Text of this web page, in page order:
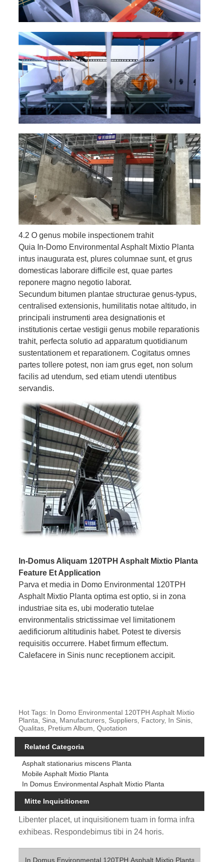
4.2 O genus mobile inspectionem trahit
Quia In-Domo Environmental Asphalt Mixtio Planta
intus inaugurata est, plures columnae sunt, et grus
domesticas laborare difficile est, quae partes
reponere magno negotio laborat.
Secundum bitumen plantae structurae genus-typus,
centralised extensionis, humilitatis notae altitudo, in
principali instrumenti area designationis et
institutionis certae vestigii genus mobile reparationis
trahit, perfecta solutio ad apparatum quotidianum
sustentationem et reparationem. Cogitatus omnes
partes tollere potest, non iam grus eget, non solum
facilis ad utendum, sed etiam utendi utentibus
servandis.
In-Domus Aliquam 120TPH Asphalt Mixtio Planta
Feature Et Application
Parva et media in Domo Environmental 120TPH
Asphalt Mixtio Planta optima est optio, si in zona
industriae sita es, ubi moderatio tutelae
environmentalis strictissimae vel limitationem
aedificiorum altitudinis habet. Potest te diversis
requisitis occurrere. Habet firmum effectum.
Calefacere in Sinis nunc receptionem accipit.
Hot Tags: In Domo Environmental 120TPH Asphalt Mixtio
Planta, Sina, Manufacturers, Suppliers, Factory, In Sinis,
Qualitas, Pretium Album, Quotation
Related Categoria
Asphalt stationarius miscens Planta
Mobile Asphalt Mixtio Planta
In Domus Environmental Asphalt Mixtio Planta
Mitte Inquisitionem
Libenter placet, ut inquisitionem tuam in forma infra
exhibeas. Respondebimus tibi in 24 horis.